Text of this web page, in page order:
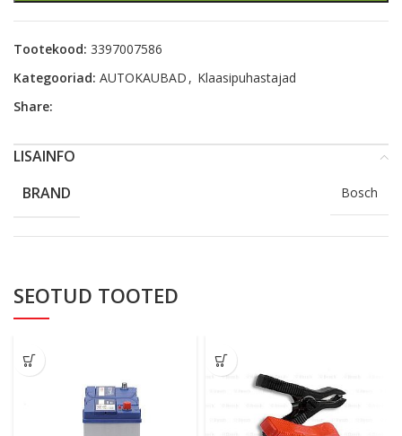
Tootekood: 3397007586
Kategooriad: AUTOKAUBAD , Klaasipuhastajad
Share:
LISAINFO
BRAND
Bosch
SEOTUD TOOTED